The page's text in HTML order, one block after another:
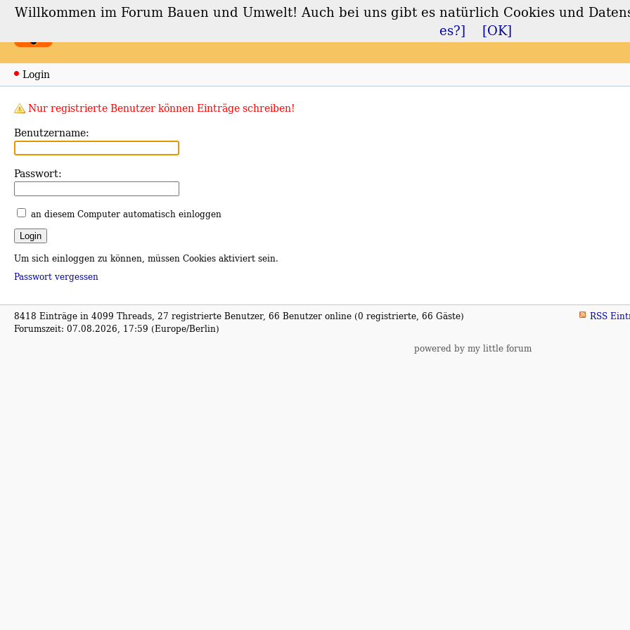
Forum Bauen und Umwelt
Login
Nur registrierte Benutzer können Einträge schreiben!
Benutzername:
Passwort:
an diesem Computer automatisch einloggen
Um sich einloggen zu können, müssen Cookies aktiviert sein.
Passwort vergessen
8418 Einträge in 4099 Threads, 27 registrierte Benutzer, 66 Benutzer online (0 registrierte, 66 Gäste)
Forumszeit: 07.08.2026, 17:59 (Europe/Berlin)
RSS
powered by my little forum
Willkommen im Forum Bauen und Umwelt! Auch bei uns gibt es natürlich Cookies und
es?]
[OK]